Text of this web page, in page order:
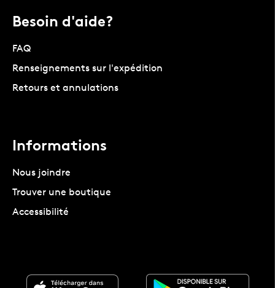
Besoin d'aide?
FAQ
Renseignements sur l'expédition
Retours et annulations
Informations
Nous joindre
Trouver une boutique
Accessibilité